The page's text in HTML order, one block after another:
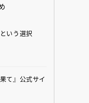
いう選択
て』公式サイ